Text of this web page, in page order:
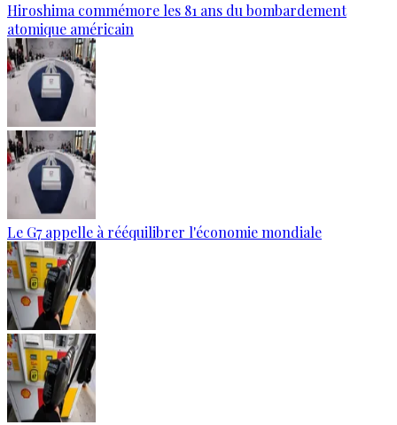
Hiroshima commémore les 81 ans du bombardement
atomique américain
Le G7 appelle à rééquilibrer l'économie mondiale